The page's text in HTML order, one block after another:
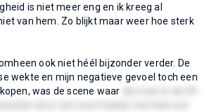
is niet meer eng en ik kreeg al
van hem. Zo blijkt maar weer hoe sterk
ook niet héél bijzonder verder. De
wekte en mijn negatieve gevoel toch een
was de scene waar